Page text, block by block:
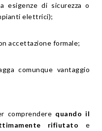
esigenze di sicurezza o
elettrici);
accettazione formale;
comunque vantaggio
comprendere quando il
rifiutato e